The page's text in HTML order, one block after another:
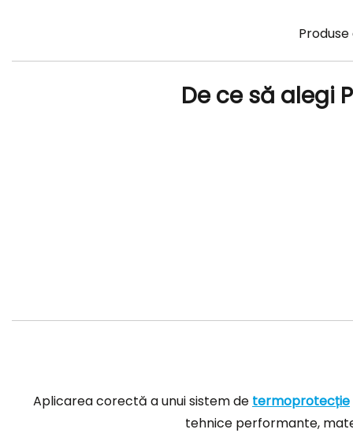
De ce să alegi
Aplicarea corectă a unui sistem de termoprotecție
tehnice performante,